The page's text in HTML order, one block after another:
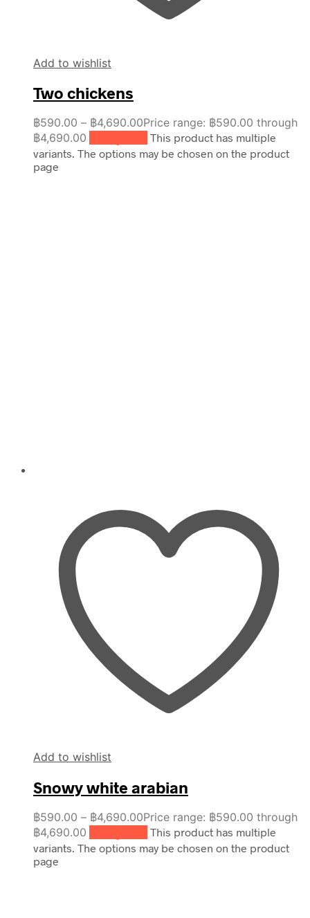
Add to wishlist
Two chickens
฿590.00 – ฿4,690.00Price range: ฿590.00 through
฿4,690.00
This product has multiple
variants. The options may be chosen on the product
page
Add to wishlist
Snowy white arabian
฿590.00 – ฿4,690.00Price range: ฿590.00 through
฿4,690.00
This product has multiple
variants. The options may be chosen on the product
page